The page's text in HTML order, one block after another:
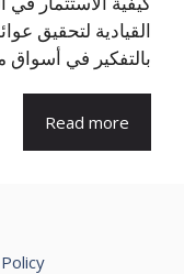
القيادية لتحقيق
بالتفكير في أسواق
Read more